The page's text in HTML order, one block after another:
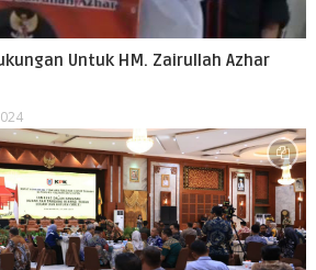
Untuk HM. Zairullah Azhar